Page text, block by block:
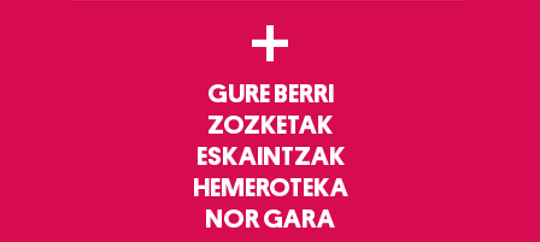
+
GURE BERRI
ZOZKETAK
ESKAINTZAK
HEMEROTEKA
NOR GARA